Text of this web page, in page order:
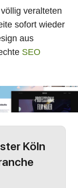
veralteten
sofort wieder
aus
SEO
Köln